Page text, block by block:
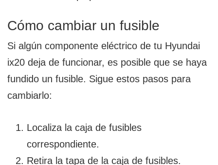
Cómo cambiar un fusible
Si algún componente eléctrico de tu Hyundai
ix20 deja de funcionar, es posible que se haya
fundido un fusible. Sigue estos pasos para
cambiarlo:
Localiza la caja de fusibles
correspondiente.
Retira la tapa de la caja de fusibles.